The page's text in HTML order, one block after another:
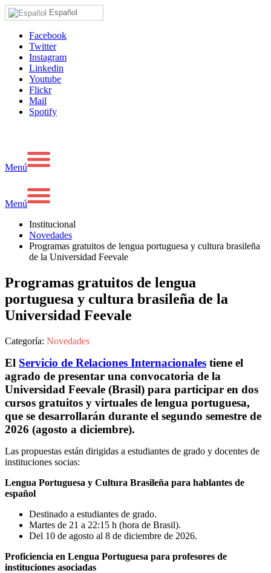
Español
Facebook
Twitter
Instagram
Linkedin
Youtube
Flickr
Mail
Spotify
Menú
Menú
Institucional
Novedades
Programas gratuitos de lengua portuguesa y cultura brasileña
de la Universidad Feevale
Programas gratuitos de lengua
portuguesa y cultura brasileña de la
Universidad Feevale
Categoría: Novedades
El Servicio de Relaciones Internacionales tiene el
agrado de presentar una convocatoria de la
Universidad Feevale (Brasil) para participar en dos
cursos gratuitos y virtuales de lengua portuguesa,
que se desarrollarán durante el segundo semestre de
2026 (agosto a diciembre).
Las propuestas están dirigidas a estudiantes de grado y docentes de
instituciones socias:
Lengua Portuguesa y Cultura Brasileña para hablantes de
español
Destinado a estudiantes de grado.
Martes de 21 a 22:15 h (hora de Brasil).
Del 10 de agosto al 8 de diciembre de 2026.
Proficiencia en Lengua Portuguesa para profesores de
instituciones asociadas